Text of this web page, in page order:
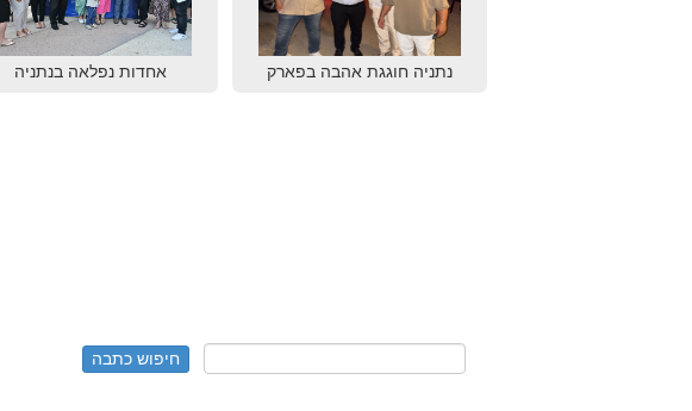
נתניה חוגגת אהבה בפארק אחדות נפלאה בנתניה